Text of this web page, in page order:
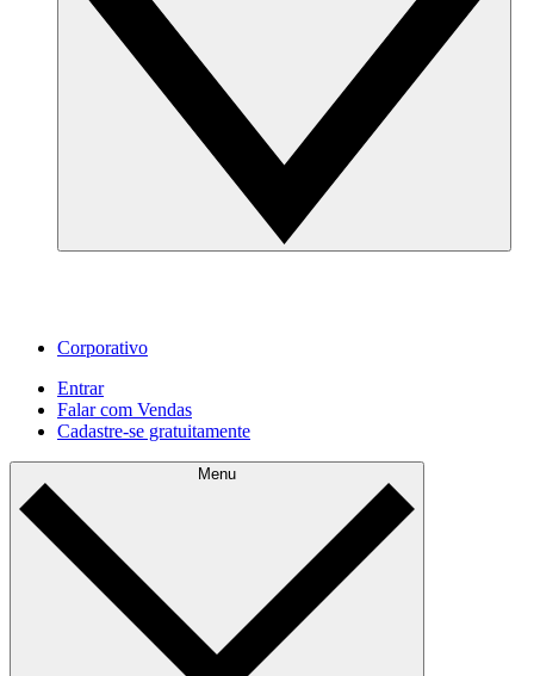
Corporativo
Entrar
Falar com Vendas
Cadastre‐se gratuitamente
Menu